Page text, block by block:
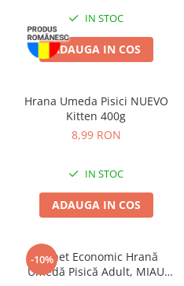
IN STOC
ADAUGA IN COS
Hrana Umeda Pisici NUEVO
Kitten 400g
8,99 RON
IN STOC
ADAUGA IN COS
-10%
Pachet Economic Hrană
Umedă Pisică Adult, MIAU